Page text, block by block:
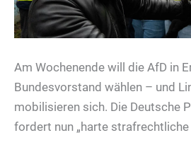
Am Wochenende will die AfD in
Bundesvorstand wählen – und
mobilisieren sich. Die Deutsche
fordert nun „harte strafrechtliche